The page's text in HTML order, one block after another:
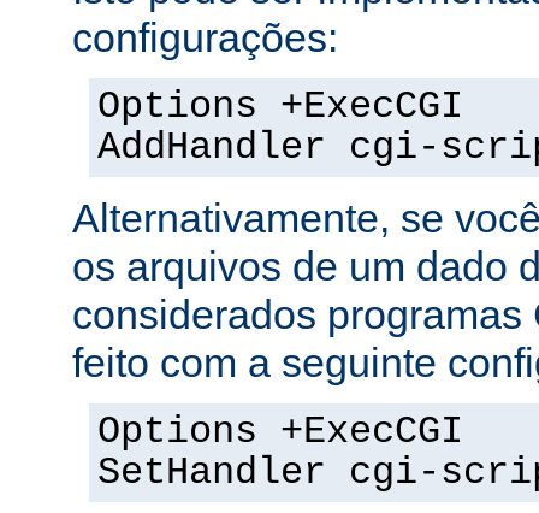
configurações:
Options +ExecCGI
AddHandler cgi-
Alternativamente, se
os arquivos de um dado
considerados programas
feito com a seguinte
Options +ExecCGI
SetHandler cgi-